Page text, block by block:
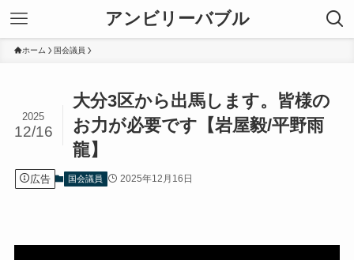
アンビリーバブル
ホーム 国会議員
大分3区から出馬します。皆様の
お力が必要です【岩屋毅/平野雨
龍】
2025
12/16
広告 国会議員 2025年12月16日